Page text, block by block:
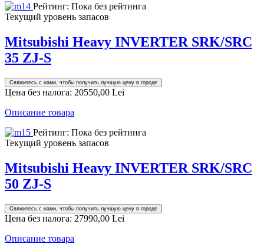
Рейтинг: Пока без рейтинга
Текущий уровень запасов
Mitsubishi Heavy INVERTER SRK/SRC
35 ZJ-S
Свяжитесь с нами, чтобы получить лучшую цену в городе
Цена без налога: 20550,00 Lei
Описание товара
Рейтинг: Пока без рейтинга
Текущий уровень запасов
Mitsubishi Heavy INVERTER SRK/SRC
50 ZJ-S
Свяжитесь с нами, чтобы получить лучшую цену в городе
Цена без налога: 27990,00 Lei
Описание товара